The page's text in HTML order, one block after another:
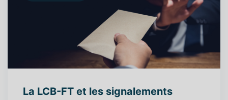
La LCB-FT et les signalements